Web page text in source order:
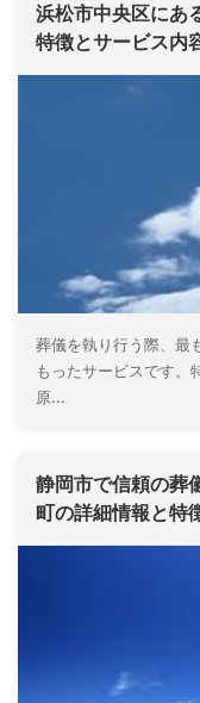
浜松市中央区にあ
特徴とサービス内
葬儀を執り行う際、最
もったサービスです。
原...
静岡市で信頼の葬
町の詳細情報と特